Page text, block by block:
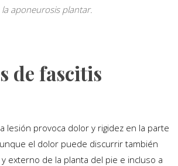
la aponeurosis plantar.
de fascitis
lesión provoca dolor y rigidez en la parte
el dolor puede discurrir también
externo de la planta del pie e incluso a